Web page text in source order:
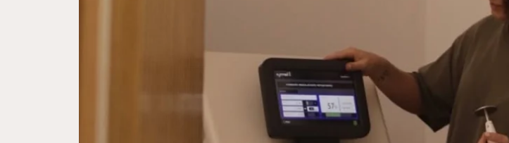
Tarjeta regalo